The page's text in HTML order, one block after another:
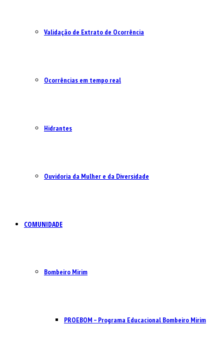
Validação de Extrato de Ocorrência
Ocorrências em tempo real
Hidrantes
Ouvidoria da Mulher e da Diversidade
COMUNIDADE
Bombeiro Mirim
PROEBOM – Programa Educacional Bombeiro Mirim